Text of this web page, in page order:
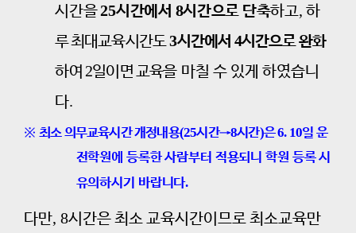
시간을25시간에서 8시간으로 단축하고,하
루 최대교육시간도3시간에서 4시간으로 완화
하여2일이면 교육을 마칠 수 있게 하였습니
다.
※ 최소 의무교육시간 개정내용(25시간→8시간)은6. 10일 운
전학원에 등록한 사람부터 적용되니 학원 등록 시
유의하시기 바랍니다.
다만, 8시간은 최소 교육시간이므로 최소교육만